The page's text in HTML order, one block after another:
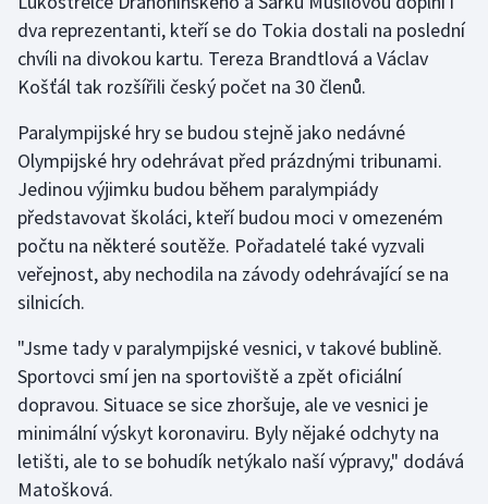
Stolní tenis
Triatlon
Veslování
Vodní slalom
Volejbal
Ostatní
dva reprezentanti, kteří se do Tokia dostali na poslední
chvíli na divokou kartu. Tereza Brandtlová a Václav
Košťál tak rozšířili český počet na 30 členů.
Paralympijské hry se budou stejně jako nedávné
Olympijské hry odehrávat před prázdnými tribunami.
Jedinou výjimku budou během paralympiády
představovat školáci, kteří budou moci v omezeném
počtu na některé soutěže. Pořadatelé také vyzvali
veřejnost, aby nechodila na závody odehrávající se na
silnicích.
"Jsme tady v paralympijské vesnici, v takové bublině.
Sportovci smí jen na sportoviště a zpět oficiální
dopravou. Situace se sice zhoršuje, ale ve vesnici je
minimální výskyt koronaviru. Byly nějaké odchyty na
letišti, ale to se bohudík netýkalo naší výpravy," dodává
Matošková.